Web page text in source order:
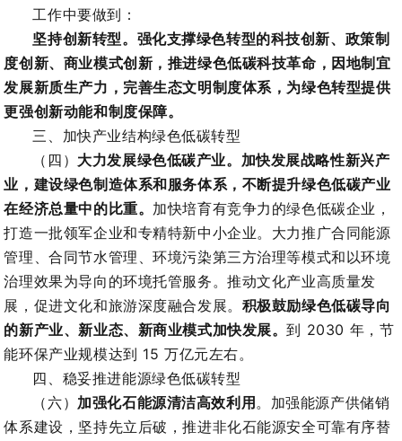
工作中要做到：
坚持创新转型。强化支撑绿色转型的科技创新、政策制
度创新、商业模式创新，推进绿色低碳科技革命，因地制宜
发展新质生产力，完善生态文明制度体系，为绿色转型提供
更强创新动能和制度保障。
三、加快产业结构绿色低碳转型
（四） 大力发展绿色低碳产业。 加快发展战略性新兴产
业，建设绿色制造体系和服务体系，不断提升绿色低碳产业
在经济总量中的比重。 加快培育有竞争力的绿色低碳企业，
打造一批领军企业和专精特新中小企业。大力推广合同能源
管理、合同节水管理、环境污染第三方治理等模式和以环境
治理效果为导向的环境托管服务。推动文化产业高质量发
展，促进文化和旅游深度融合发展。 积极鼓励绿色低碳导向
的新产业、新业态、新商业模式加快发展。到 2030 年，节
能环保产业规模达到 15 万亿元左右。
四、 稳妥推进能源绿色低碳转型
（六） 加强化石能源清洁高效利用 。加强能源产供储销
体系建设，坚持先立后破，推进非化石能源安全可靠有序替